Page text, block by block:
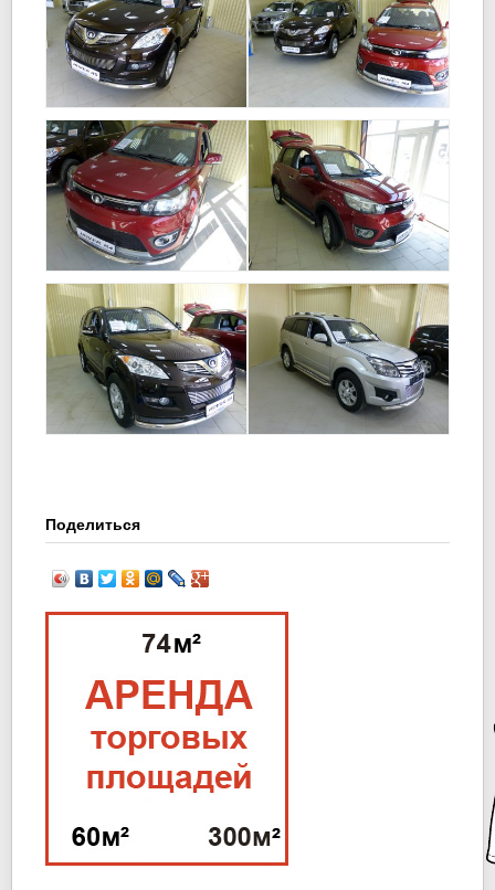
Поделиться